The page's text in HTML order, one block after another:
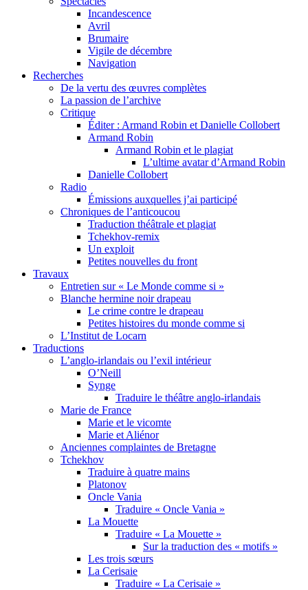
Incandescence
Avril
Brumaire
Vigile de décembre
Navigation
Recherches
De la vertu des œuvres complètes
La passion de l’archive
Critique
Éditer : Armand Robin et Danielle Collobert
Armand Robin
Armand Robin et le plagiat
L’ultime avatar d’Armand Robin
Danielle Collobert
Radio
Émissions auxquelles j’ai participé
Chroniques de l’anticoucou
Traduction théâtrale et plagiat
Tchekhov-remix
Un exploit
Petites nouvelles du front
Travaux
Entretien sur « Le Monde comme si »
Blanche hermine noir drapeau
Le crime contre le drapeau
Petites histoires du monde comme si
L’Institut de Locarn
Traductions
L’anglo-irlandais ou l’exil intérieur
O’Neill
Synge
Traduire le théâtre anglo-irlandais
Marie de France
Marie et le vicomte
Marie et Aliénor
Anciennes complaintes de Bretagne
Tchekhov
Traduire à quatre mains
Platonov
Oncle Vania
Traduire « Oncle Vania »
La Mouette
Traduire « La Mouette »
Sur la traduction des « motifs »
Les trois sœurs
La Cerisaie
Traduire « La Cerisaie »